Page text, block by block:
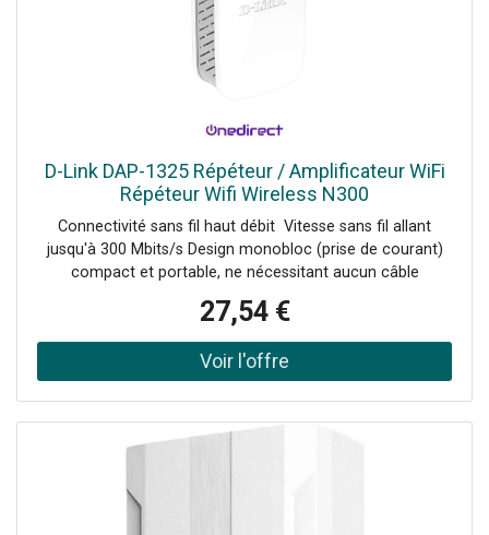
D-Link DAP-1325 Répéteur / Amplificateur WiFi
Répéteur Wifi Wireless N300
Connectivité sans fil haut débit Vitesse sans fil allant
jusqu'à 300 Mbits/s Design monobloc (prise de courant)
compact et portable, ne nécessitant aucun câble
configuration intégré et application QRS pour mobiles
Deux antennes externes Voyant LED : indicateur de force
du signal Wifi à 3 segments Demander un audit de
connectivité !
27,54 €